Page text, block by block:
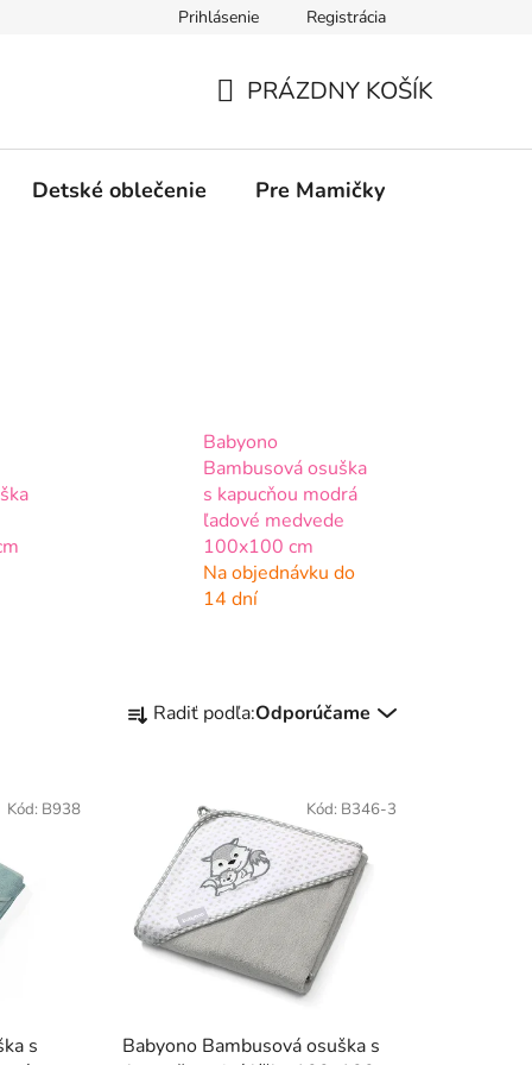
Prihlásenie Registrácia
KOŠÍK
PRÁZDNY KOŠÍK
Detské oblečenie Pre Mamičky
Babyono
Bambusová osuška
s kapucňou modrá
ľadové medvede
100x100 cm
Na objednávku do
14 dní
a
p
r
u
Radiť podľa:Odporúčame
s
Kód: B938
Babyono Bambusová osuška s
Kód: B346-3